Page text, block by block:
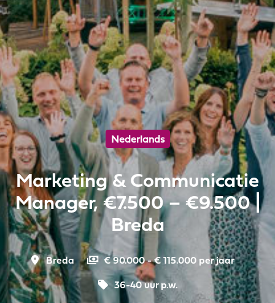
Nederlands
Marketing & Communicatie
Manager, €7.500 – €9.500 |
Breda
Breda € 90.000 - € 115.000 per jaar
36-40 uur p.w.